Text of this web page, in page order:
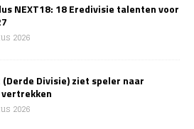
NEXT18: 18 Eredivisie talenten voor
2026
Divisie) ziet speler naar
2026